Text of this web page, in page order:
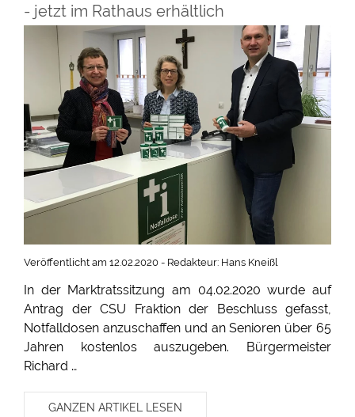
- jetzt im Rathaus erhältlich
Veröffentlicht am 12.02.2020 - Redakteur: Hans Kneißl
In der Marktratssitzung am 04.02.2020 wurde auf
Antrag der CSU Fraktion der Beschluss gefasst,
Notfalldosen anzuschaffen und an Senioren über 65
Jahren kostenlos auszugeben. Bürgermeister
Richard …
GANZEN ARTIKEL LESEN